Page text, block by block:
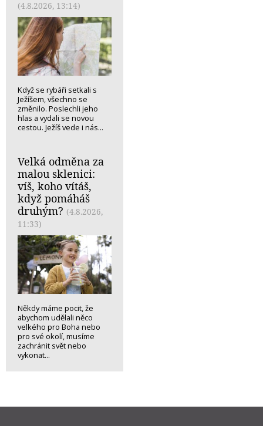
(4.8.2026, 13:14)
Když se rybáři setkali s
Ježíšem, všechno se
změnilo. Poslechli jeho
hlas a vydali se novou
cestou. Ježíš vede i nás...
Velká odměna za
malou sklenici:
víš, koho vítáš,
když pomáháš
druhým? (4.8.2026,
11:33)
Někdy máme pocit, že
abychom udělali něco
velkého pro Boha nebo
pro své okolí, musíme
zachránit svět nebo
vykonat...